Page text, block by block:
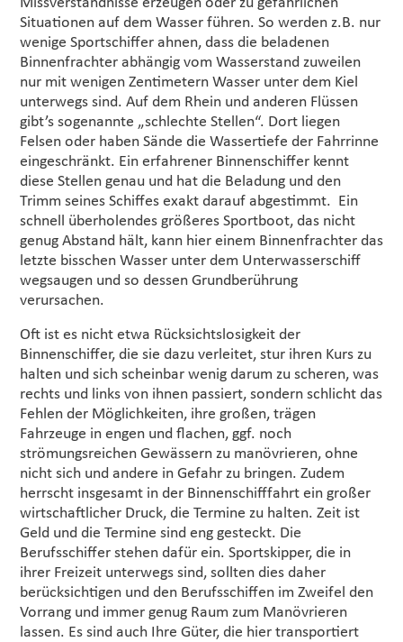
Missverständnisse erzeugen oder zu gefährlichen
Situationen auf dem Wasser führen. So werden z.B. nur
wenige Sportschiffer ahnen, dass die beladenen
Binnenfrachter abhängig vom Wasserstand zuweilen
nur mit wenigen Zentimetern Wasser unter dem Kiel
unterwegs sind. Auf dem Rhein und anderen Flüssen
gibt’s sogenannte „schlechte Stellen“. Dort liegen
Felsen oder haben Sände die Wassertiefe der Fahrrinne
eingeschränkt. Ein erfahrener Binnenschiffer kennt
diese Stellen genau und hat die Beladung und den
Trimm seines Schiffes exakt darauf abgestimmt. Ein
schnell überholendes größeres Sportboot, das nicht
genug Abstand hält, kann hier einem Binnenfrachter das
letzte bisschen Wasser unter dem Unterwasserschiff
wegsaugen und so dessen Grundberührung
verursachen.
Oft ist es nicht etwa Rücksichtslosigkeit der
Binnenschiffer, die sie dazu verleitet, stur ihren Kurs zu
halten und sich scheinbar wenig darum zu scheren, was
rechts und links von ihnen passiert, sondern schlicht das
Fehlen der Möglichkeiten, ihre großen, trägen
Fahrzeuge in engen und flachen, ggf. noch
strömungsreichen Gewässern zu manövrieren, ohne
nicht sich und andere in Gefahr zu bringen. Zudem
herrscht insgesamt in der Binnenschifffahrt ein großer
wirtschaftlicher Druck, die Termine zu halten. Zeit ist
Geld und die Termine sind eng gesteckt. Die
Berufsschiffer stehen dafür ein. Sportskipper, die in
ihrer Freizeit unterwegs sind, sollten dies daher
berücksichtigen und den Berufsschiffen im Zweifel den
Vorrang und immer genug Raum zum Manövrieren
lassen. Es sind auch Ihre Güter, die hier transportiert